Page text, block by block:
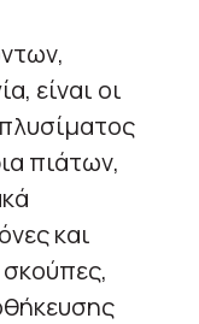
είναι οι
πιάτων,
και
σκούπες,